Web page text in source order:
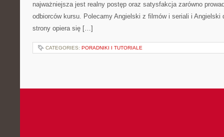
najważniejsza jest realny postęp oraz satysfakcja zarówno
odbiorców kursu. Polecamy Angielski z filmów i seriali i Angielski
strony opiera się […]
CATEGORIES: PORADNIKI I TUTORIALE